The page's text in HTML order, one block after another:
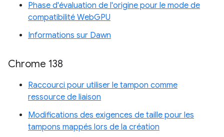
Phase d'évaluation de l'origine pour le mode de
compatibilité WebGPU
Informations sur Dawn
Chrome 138
Raccourci pour utiliser le tampon comme
ressource de liaison
Modifications des exigences de taille pour les
tampons mappés lors de la création